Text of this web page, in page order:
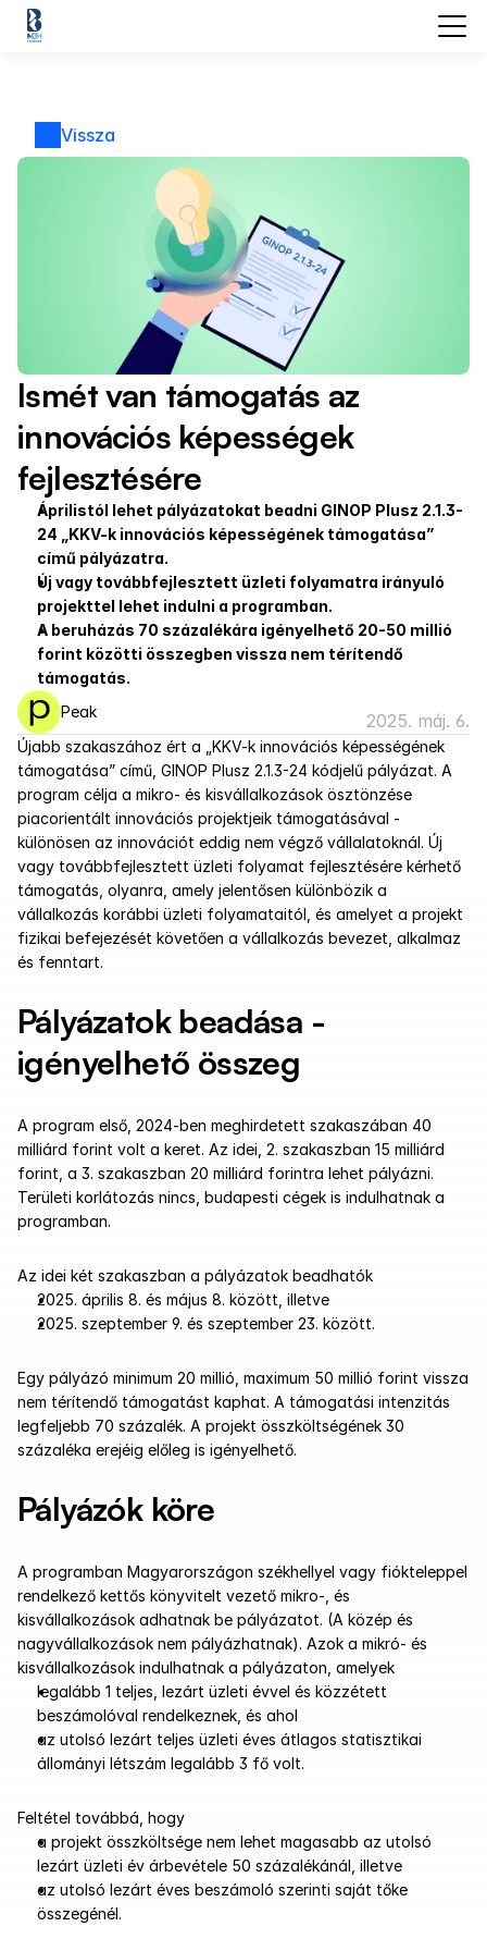
Vissza
Ismét van támogatás az
innovációs képességek
fejlesztésére
Áprilistól lehet pályázatokat beadni GINOP Plusz 2.1.3-
24 „KKV-k innovációs képességének támogatása”
című pályázatra.
Új vagy továbbfejlesztett üzleti folyamatra irányuló
projekttel lehet indulni a programban.
A beruházás 70 százalékára igényelhető 20-50 millió
forint közötti összegben vissza nem térítendő
támogatás.
Peak
2025. máj. 6.
Újabb szakaszához ért a „KKV-k innovációs képességének
támogatása” című, GINOP Plusz 2.1.3-24 kódjelű pályázat. A
program célja a mikro- és kisvállalkozások ösztönzése
piacorientált innovációs projektjeik támogatásával -
különösen az innovációt eddig nem végző vállalatoknál. Új
vagy továbbfejlesztett üzleti folyamat fejlesztésére kérhető
támogatás, olyanra, amely jelentősen különbözik a
vállalkozás korábbi üzleti folyamataitól, és amelyet a projekt
fizikai befejezését követően a vállalkozás bevezet, alkalmaz
és fenntart.
Pályázatok beadása -
igényelhető összeg
A program első, 2024-ben meghirdetett szakaszában 40
milliárd forint volt a keret. Az idei, 2. szakaszban 15 milliárd
forint, a 3. szakaszban 20 milliárd forintra lehet pályázni.
Területi korlátozás nincs, budapesti cégek is indulhatnak a
programban.
Az idei két szakaszban a pályázatok beadhatók
2025. április 8. és május 8. között, illetve
2025. szeptember 9. és szeptember 23. között.
Egy pályázó minimum 20 millió, maximum 50 millió forint vissza
nem térítendő támogatást kaphat. A támogatási intenzitás
legfeljebb 70 százalék. A projekt összköltségének 30
százaléka erejéig előleg is igényelhető.
Pályázók köre
A programban Magyarországon székhellyel vagy fiókteleppel
rendelkező kettős könyvitelt vezető mikro-, és
kisvállalkozások adhatnak be pályázatot. (A közép és
nagyvállalkozások nem pályázhatnak). Azok a mikró- és
kisvállalkozások indulhatnak a pályázaton, amelyek
legalább 1 teljes, lezárt üzleti évvel és közzétett
beszámolóval rendelkeznek, és ahol
az utolsó lezárt teljes üzleti éves átlagos statisztikai
állományi létszám legalább 3 fő volt.
Feltétel továbbá, hogy
a projekt összköltsége nem lehet magasabb az utolsó
lezárt üzleti év árbevétele 50 százalékánál, illetve
az utolsó lezárt éves beszámoló szerinti saját tőke
összegénél.